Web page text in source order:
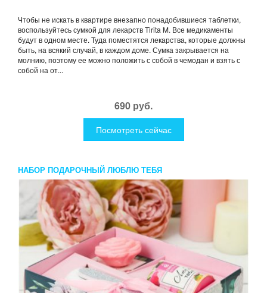
Чтобы не искать в квартире внезапно понадобившиеся таблетки,
воспользуйтесь сумкой для лекарств Tirita M. Все медикаменты
будут в одном месте. Туда поместятся лекарства, которые должны
быть, на всякий случай, в каждом доме. Сумка закрывается на
молнию, поэтому ее можно положить с собой в чемодан и взять с
собой на от...
690 руб.
Посмотреть сейчас
НАБОР ПОДАРОЧНЫЙ ЛЮБЛЮ ТЕБЯ